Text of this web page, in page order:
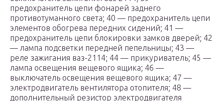
предохранитель цепи фонарей заднего
противотуманного света; 40 — предохранитель цепи
элементов обогрева передних сидений; 41 —
предохранитель цепи блокировки замков дверей; 42
— лампа подсветки передней пепельницы; 43 —
реле зажигания ваз-2114; 44 — прикуриватель; 45 —
лампа освещения вещевого ящика; 46 —
выключатель освещения вещевого ящика; 47 —
электродвигатель вентилятора отопителя; 48 —
дополнительный резистор электродвигателя